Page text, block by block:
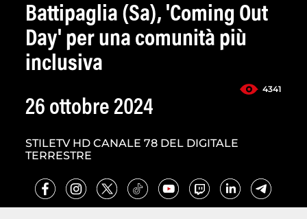
Battipaglia (Sa), 'Coming Out
Day' per una comunità più
inclusiva
4341
26 ottobre 2024
STILETV HD CANALE 78 DEL DIGITALE
TERRESTRE